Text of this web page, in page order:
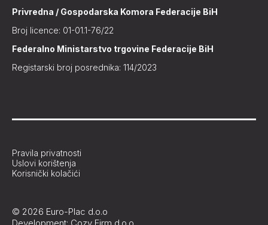
Privredna / Gospodarska Komora Federacije BiH
Broj licence: 01-01.1-76/22
Federalno Ministarstvo trgovine Federacije BiH
Registarski broj posrednika: 114/2023
© 2026 Euro-Plac d.o.o
Pravila privatnosti
Uslovi korištenja
Korisnički kolačići